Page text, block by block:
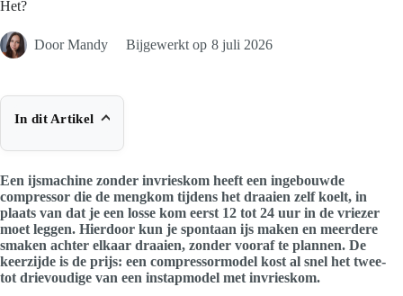
Het?
Door Mandy Bijgewerkt op 8 juli 2026
In dit Artikel
Een ijsmachine zonder invrieskom heeft een ingebouwde
compressor die de mengkom tijdens het draaien zelf koelt, in
plaats van dat je een losse kom eerst 12 tot 24 uur in de vriezer
moet leggen. Hierdoor kun je spontaan ijs maken en meerdere
smaken achter elkaar draaien, zonder vooraf te plannen. De
keerzijde is de prijs: een compressormodel kost al snel het twee-
tot drievoudige van een instapmodel met invrieskom.